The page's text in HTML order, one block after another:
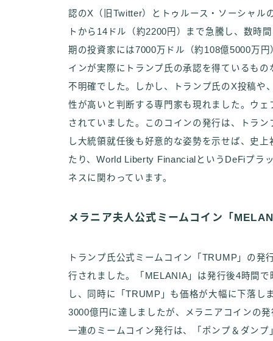
認のX（旧Twitter）とトゥルース・ソーシャル
トから14ドル（約2200円）まで急騰し、数時
期の投資家には7000万ドル（約108億5000万
インが実際にトランプ氏の承認を得ているも
不明確でした。しかし、トランプ氏のX投稿や
性が高いと判断する専門家も現れました。ウ
されていました。このコインの発行は、トラ
し大統領就任後も好意的な姿勢を示せば、史
たり、World Liberty FinancialというDeFiプラ
ネスに関わっています。
メラニア夫人公式ミームコイン「
トランプ氏公式ミームコイン「TRUMP」の
行されました。「MELANIA」は発行後4時間
し、同時に「TRUMP」も価格が大幅に下落
3000億円に達しましたが、メラニアコインの
一連のミームコイン発行は、「ポンプ＆ダン